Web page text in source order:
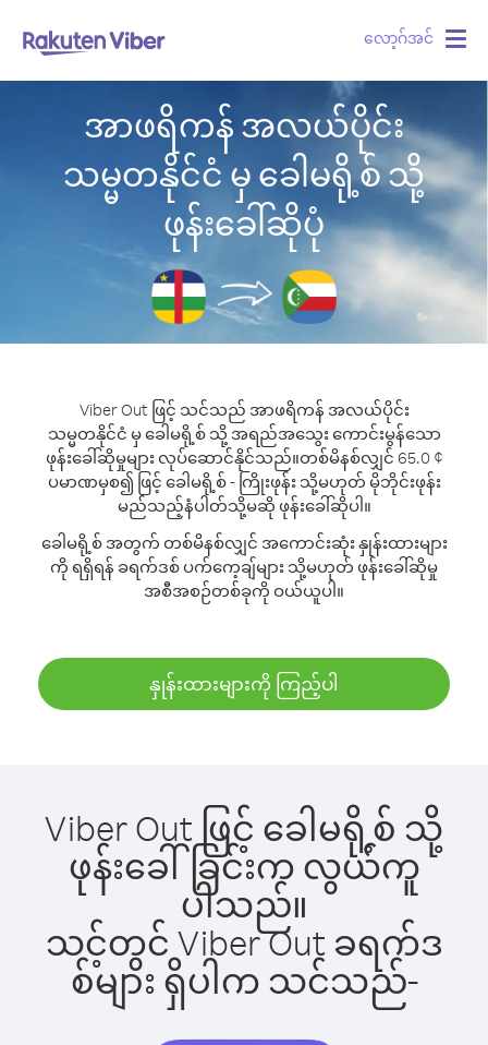
လော့ဂ်အင်
အာဖရိကန် အလယ်ပိုင်း
သမ္မတနိုင်ငံ မှ ခေါမရို့စ် သို့
ဖုန်းခေါ်ဆိုပုံ
Viber Out ဖြင့် သင်သည် အာဖရိကန် အလယ်ပိုင်း
သမ္မတနိုင်ငံ မှ ခေါမရို့စ် သို့ အရည်အသွေး ကောင်းမွန်သော
ဖုန်းခေါ်ဆိုမှုများ လုပ်ဆောင်နိုင်သည်။တစ်မိနစ်လျှင် 65.0 ¢
ပမာဏမှစ၍ ဖြင့် ခေါမရို့စ် - ကြိုးဖုန်း သို့မဟုတ် မိုဘိုင်းဖုန်း
မည်သည့်နံပါတ်သို့မဆို ဖုန်းခေါ်ဆိုပါ။
ခေါမရို့စ် အတွက် တစ်မိနစ်လျှင် အကောင်းဆုံး နှုန်းထားများ
ကို ရရှိရန် ခရက်ဒစ် ပက်ကေ့ချ်များ သို့မဟုတ် ဖုန်းခေါ်ဆိုမှု
အစီအစဉ်တစ်ခုကို ဝယ်ယူပါ။
နှုန်းထားများကို ကြည့်ပါ
Viber Out ဖြင့် ခေါမရို့စ် သို့
ဖုန်းခေါ်ခြင်းက လွယ်ကူ
ပါသည်။
သင့်တွင် Viber Out ခရက်ဒ
စ်များ ရှိပါက သင်သည်-